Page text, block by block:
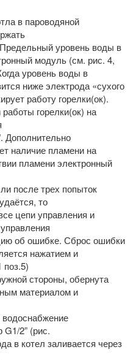
в пароводяной
уровень воды в
модуль (см. рис. 4,
уровень воды в
ниже электрода «сухого
работу горелки(ок).
горелки(ок) на
Дополнительно
наличие пламени на
пламени электронный
после трех попыток
то
цепи управления и
об ошибке. Сброс ошибки
нажатием и
поз.5)
стороны, обернута
материалом и
2” (рис.
в котел заливается через